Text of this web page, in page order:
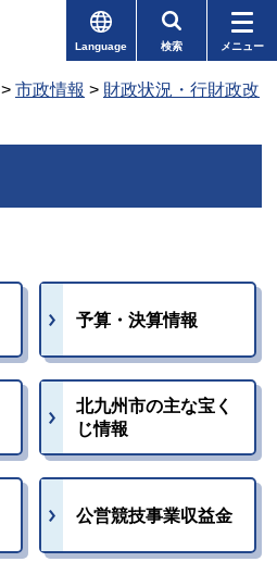
Language 検索 メニュー
> 市政情報 > 財政状況・行財政改
予算・決算情報
北九州市の主な宝く
じ情報
公営競技事業収益金